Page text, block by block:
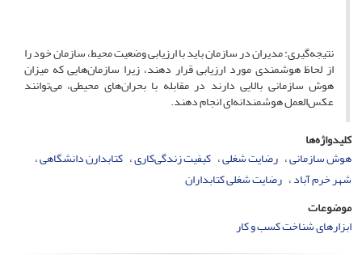
نتیجه‌گیری: مدیران در سازمان باید با ارزیابی وضعیت محیط، سازمان خود را
از لحاظ هوشمندی مورد ارزیابی قرار دهند، زیرا سازمان‌هایی که میزان
هوش سازمانی بالایی دارند در مقابله با بحران‌های محیطی، می‌توانند
عکس‌العمل هوشمندانه‌ای انجام دهند.
کلیدواژه‌ها
هوش سازمانی رضایت شغلی کیفیت زندگی‌کاری کتابدارن دانشگاهی
شهر خرم آباد رضایت شغلی کتابداران
موضوعات
ابزارهای شناخت کسب و کار